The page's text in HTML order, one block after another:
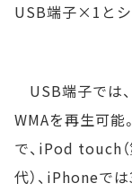
USB端子×1とシ
USB端子では
WMAを再生可
で、iPod touch
代）、iPhoneで